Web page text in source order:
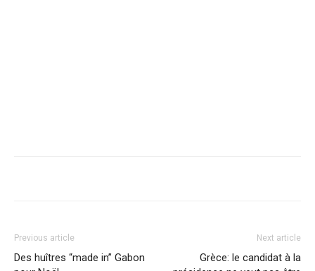
Previous article
Des huîtres “made in” Gabon
Next article
Grèce: le candidat à la